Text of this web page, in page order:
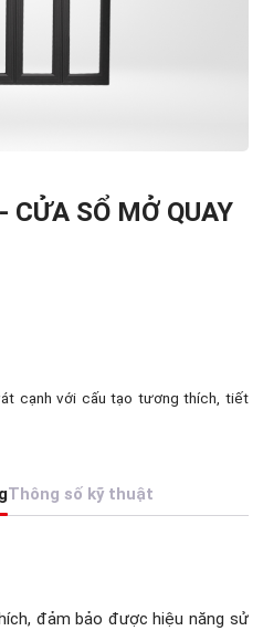
CỬA SỔ MỞ QUAY
cạnh với cấu tạo tương thích, tiết
Thông số kỹ thuật
đảm bảo được hiệu năng sử